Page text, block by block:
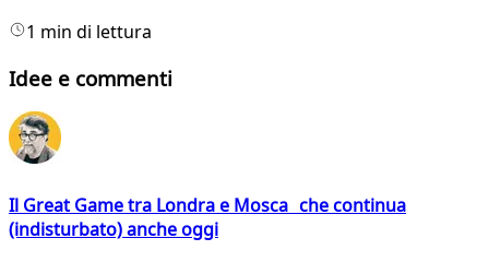
1 min di lettura
Idee e commenti
Il Great Game tra Londra e Mosca che continua
(indisturbato) anche oggi